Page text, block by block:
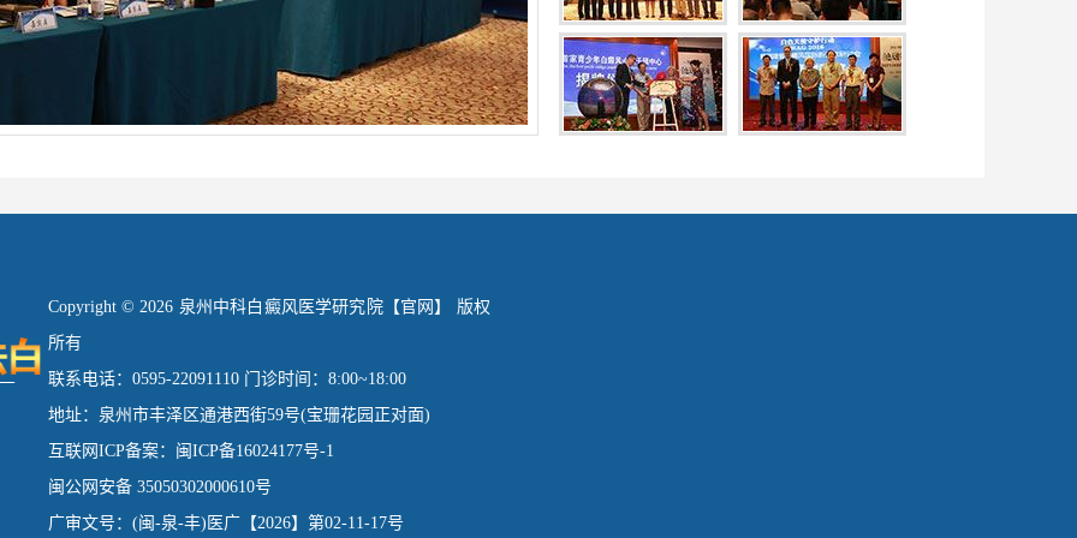
Copyright © 2026 泉州中科白癜风医学研究院【官网】 版权
所有
联系电话：0595-22091110 门诊时间：8:00~18:00
地址：泉州市丰泽区通港西街59号(宝珊花园正对面)
互联网ICP备案：闽ICP备16024177号-1
闽公网安备 35050302000610号
广审文号：(闽-泉-丰)医广【2026】第02-11-17号